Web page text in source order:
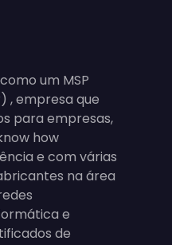
um MSP
, empresa que
para empresas,
how
e com várias
na área
e
de